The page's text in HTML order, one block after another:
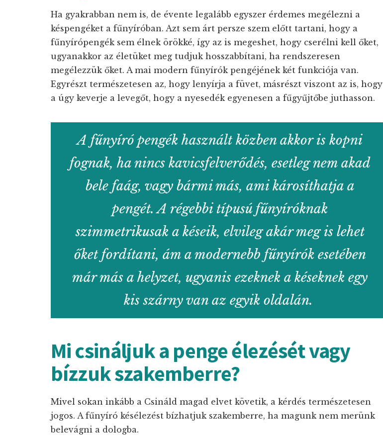
Ha gyakrabban nem is, de évente legalább egyszer érdemes megélezni a
késpengéket a fűnyíróban. Azt sem árt persze szem előtt tartani, hogy a
fűnyírópengék sem élnek örökké, így az is megeshet, hogy cserélni kell őket,
ugyanakkor az életüket meg tudjuk hosszabbítani, ha rendszeresen
megélezzük őket. A mai modern fűnyírók pengéjének két funkciója van.
Egyrészt természetesen az, hogy lenyírja a füvet, másrészt viszont az is, hogy
a úgy keverje a levegőt, hogy a nyesedék egyenesen a fűgyűjtőbe juthasson.
A fűnyíró pengék használt közben akkor is kopni
fognak, ha nincs kavicsfelverődés, esetleg nem akad
bele faág, vagy bármi más, ami károsíthatja a
pengét. A régebbi típusú fűnyíróknak
szimmetrikusak a késeik, elvileg akár meg is lehet
őket fordítani, ám a modernebb fűnyírók esetében
már más a helyzet, ugyanis ezeknek a késeknek egy
kis szárny van az egyik oldalán.
Mi csináljuk a penge élezését vagy
bízzuk szakemberre?
Mivel sokan inkább a Csináld magad elvet követik, a kérdés természetesen
jogos. A fűnyíró késélezést bízhatjuk szakemberre, ha magunk nem merünk
belevágni a dologba.